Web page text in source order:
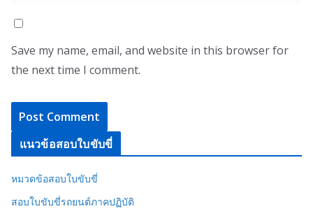
Save my name, email, and website in this browser for
the next time I comment.
แนวข้อสอบใบขับขี่
หมวดข้อสอบใบขับขี่
สอบใบขับขี่รถยนต์ภาคปฏิบัติ